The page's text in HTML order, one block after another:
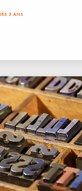
3 ANS